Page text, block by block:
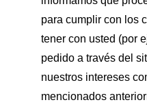
para cumplir con los
tener con usted (por
pedido a través del
nuestros intereses
mencionados